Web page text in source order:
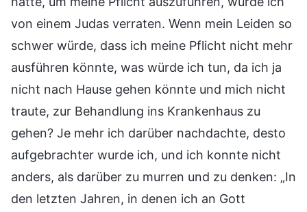
von einem Judas verraten. Wenn mein Leiden so
schwer würde, dass ich meine Pflicht nicht mehr
ausführen könnte, was würde ich tun, da ich ja
nicht nach Hause gehen könnte und mich nicht
traute, zur Behandlung ins Krankenhaus zu
gehen? Je mehr ich darüber nachdachte, desto
aufgebrachter wurde ich, und ich konnte nicht
anders, als darüber zu murren und zu denken: „In
den letzten Jahren, in denen ich an Gott